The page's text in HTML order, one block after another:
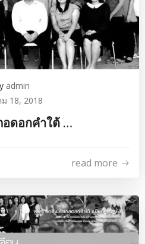
admin
18, 2018
อดอกคำใต้ …
read more